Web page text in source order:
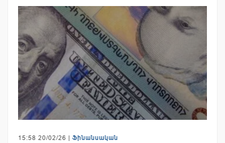
15:58 20/02/26 | Ֆինանսական